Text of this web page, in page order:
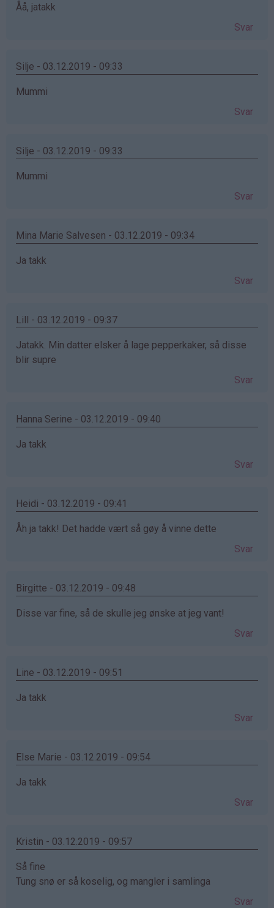
Åå, jatakk
Svar
Silje - 03.12.2019 - 09:33
Mummi
Svar
Silje - 03.12.2019 - 09:33
Mummi
Svar
Mina Marie Salvesen - 03.12.2019 - 09:34
Ja takk
Svar
Lill - 03.12.2019 - 09:37
Jatakk. Min datter elsker å lage pepperkaker, så disse
blir supre
Svar
Hanna Serine - 03.12.2019 - 09:40
Ja takk
Svar
Heidi - 03.12.2019 - 09:41
Åh ja takk! Det hadde vært så gøy å vinne dette
Svar
Birgitte - 03.12.2019 - 09:48
Disse var fine, så de skulle jeg ønske at jeg vant!
Svar
Line - 03.12.2019 - 09:51
Ja takk
Svar
Else Marie - 03.12.2019 - 09:54
Ja takk
Svar
Kristin - 03.12.2019 - 09:57
Så fine
Tung snø er så koselig, og mangler i samlinga
Svar